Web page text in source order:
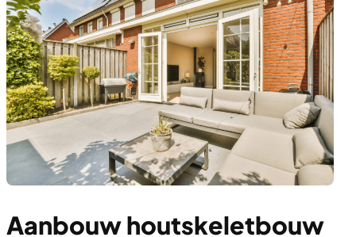
Aanbouw houtskeletbouw